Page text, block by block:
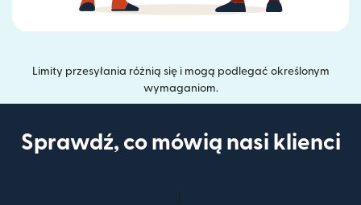
Limity przesyłania różnią się i mogą podlegać określonym
wymaganiom.
Sprawdź, co mówią nasi klienci